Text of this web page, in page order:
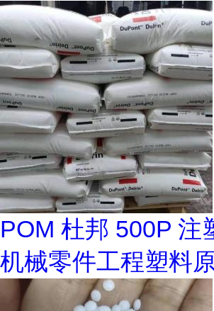
POM 杜邦 500P 注
机械零件工程塑料